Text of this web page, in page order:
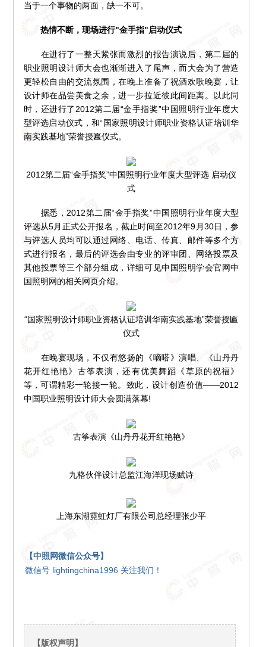
当于一个事物的两面，缺一不可。
热情不断，现场进行"金手指"启动仪式
在进行了一整天紧张而激烈的报告演说后，第二届的
职业照明设计师大会也渐渐进入了尾声，而大会为了营造
更轻松自由的交流氛围，在晚上准备了祝酒欢歌晚宴，让
设计师在品尝美食之余，进一步拉近彼此间距离。以此同
时，还进行了2012第二届“金手指奖”中国照明行业年度大
型评选启动仪式，和“国家照明设计师职业资格认证培训华
南实践基地”荣誉授匾仪式。
2012第二届“金手指奖”中国照明行业年度大型评选 启动仪
式
据悉，2012第二届“金手指奖”中国照明行业年度大型
评选从5月正式公开报名，截止时间至2012年9月30日，参
与评选人员均可以通过网络、电话、传真、邮件等多个方
式进行报名，最后的评选会由专业的评审团、网络投票及
其他投票等三个部分组成，详细可见中国照明学会官网中
国照明网的相关网页介绍。
“国家照明设计师职业资格认证培训华南实践基地”荣誉授匾
仪式
在晚宴现场，不仅有悠扬的《嘀嗒》演唱、《山丹丹
花开红艳艳》古筝表演，还有优美舞蹈《草原的祝福》
等，可谓精彩一轮接一轮。致此，设计创造价值——2012
中国职业照明设计师大会圆满落幕!
古筝表演《山丹丹花开红艳艳》
九格伙伴设计总监江海洋现场赋诗
上海东湖霓虹灯厂有限公司总经理张少平
【中照网微信公众号】
微信号 lightingchina1996 关注我们！
【版权声明】